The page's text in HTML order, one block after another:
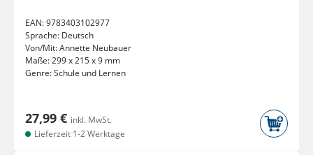
EAN:9783403102977
Sprache: Deutsch
Von/Mit:Annette Neubauer
Maße:299 x 215 x 9 mm
Genre:Schule und Lernen
27,99 € inkl. MwSt.
Lieferzeit 1-2 Werktage